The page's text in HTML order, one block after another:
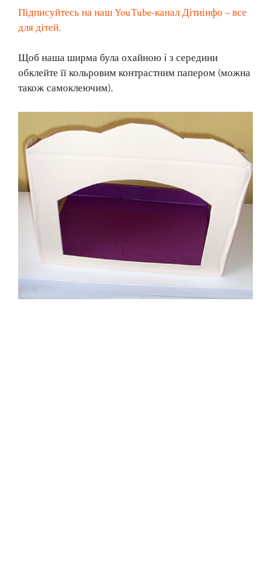
Підписуйтесь на наш YouTube-канал Дітиінфо – все
для дітей.
Щоб наша ширма була охайною і з середини
обклейте її кольровим контрастним папером (можна
також самоклеючим).